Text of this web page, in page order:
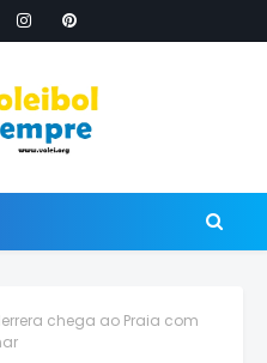
chega ao Praia com